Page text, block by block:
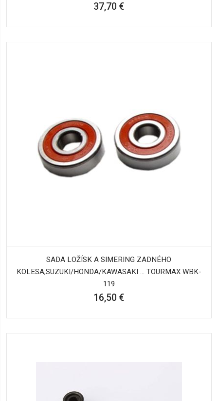
37,70 €
SADA LOŽÍSK A SIMERING ZADNÉHO
KOLESA,SUZUKI/HONDA/KAWASAKI ... TOURMAX WBK-
119
16,50 €